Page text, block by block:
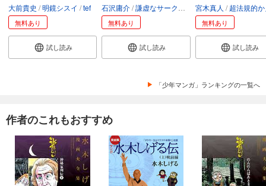
大前貴史 明鏡シスイ tef
無料あり
試し読み
石沢庸介 謙虚なサークル メル。
無料あり
試し読み
宮木真人 超法規的か
無料あり
試し読み
「少年マンガ」ランキングの一覧へ
作者のこれもおすすめ